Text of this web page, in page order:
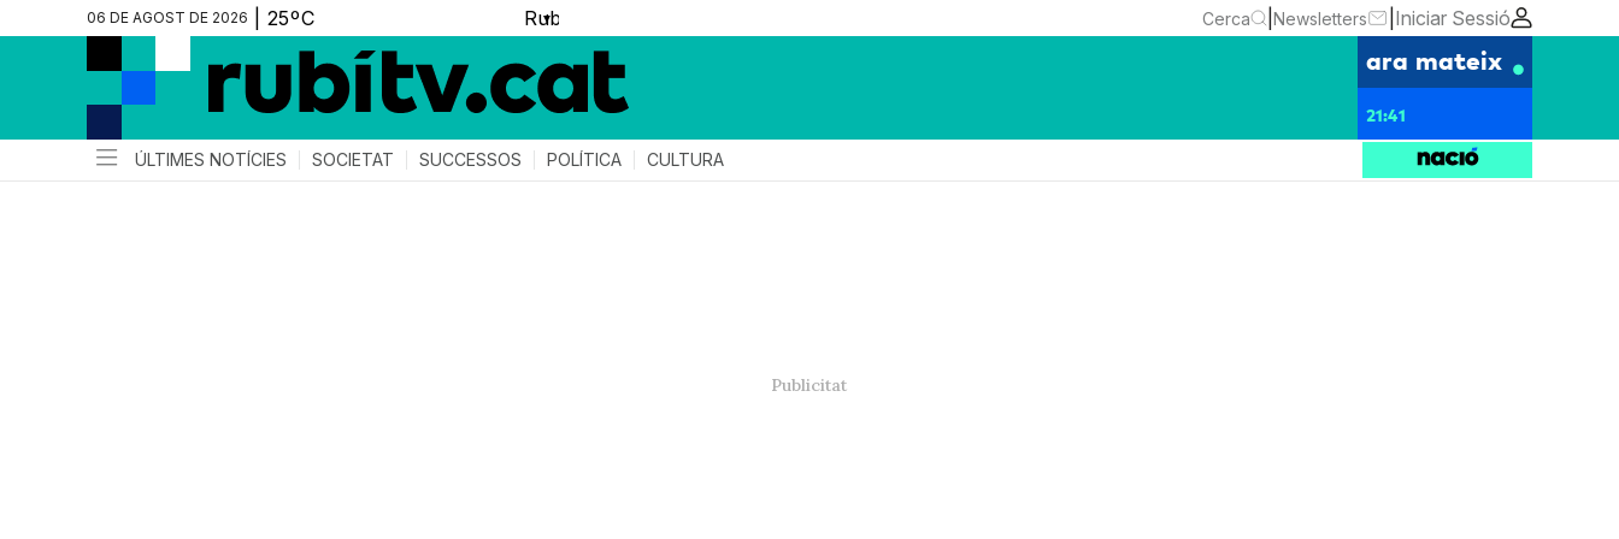
06 DE AGOST DE 2026 ▼ Cerca Newsletters Iniciar Sessió
ara mateix
21:41
ÚLTIMES NOTÍCIES SOCIETAT SUCCESSOS POLÍTICA CULTURA